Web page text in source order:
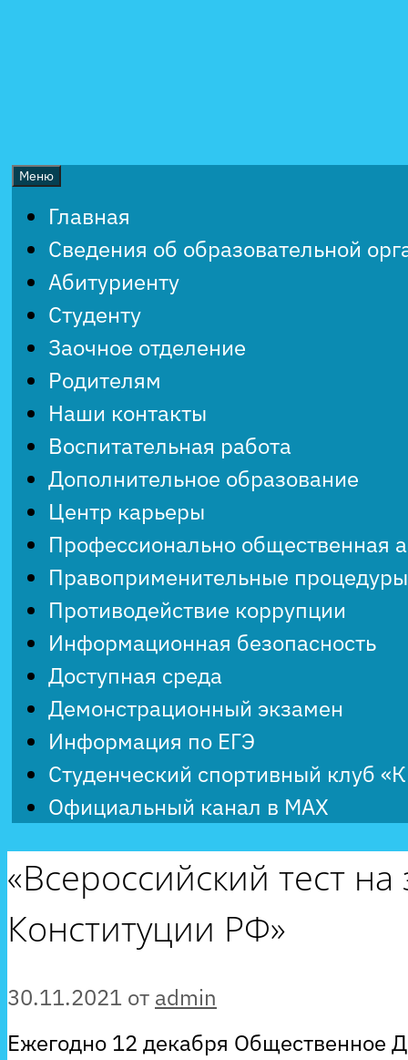
Меню
Главная
Сведения об образовательной
Абитуриенту
Студенту
Заочное отделение
Родителям
Наши контакты
Воспитательная работа
Дополнительное образование
Центр карьеры
Профессионально общественная
Правоприменительные процедуры
Противодействие коррупции
Информационная безопасность
Доступная среда
Демонстрационный экзамен
Информация по ЕГЭ
Студенческий спортивный клуб
Официальный канал в MAX
«Всероссийский тест
Конституции РФ»
30.11.2021 от admin
Ежегодно 12 декабря Общественное